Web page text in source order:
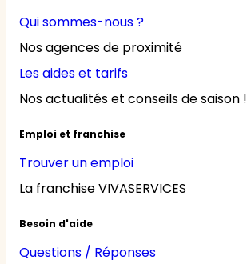
Qui sommes-nous ?
Nos agences de proximité
Les aides et tarifs
Nos actualités et conseils de saison !
Emploi et franchise
Trouver un emploi
La franchise VIVASERVICES
Besoin d'aide
Questions / Réponses